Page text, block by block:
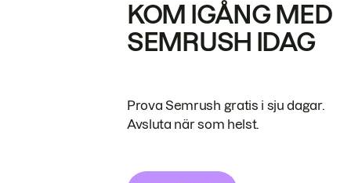
KOM IGÅNG MED
SEMRUSH IDAG
Prova Semrush gratis i sju dagar.
Avsluta när som helst.